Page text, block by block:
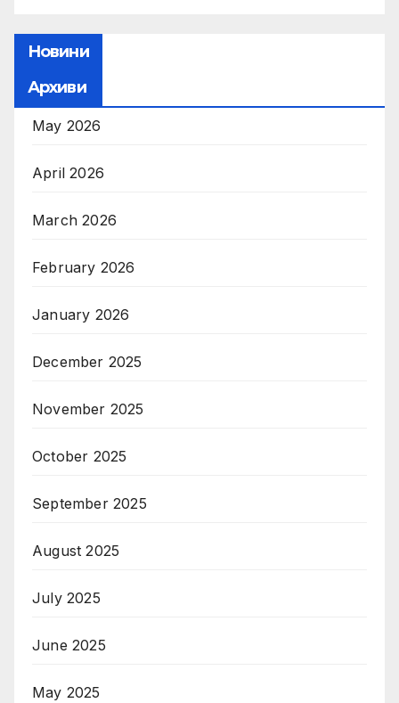
Новини
Архиви
May 2026
April 2026
March 2026
February 2026
January 2026
December 2025
November 2025
October 2025
September 2025
August 2025
July 2025
June 2025
May 2025